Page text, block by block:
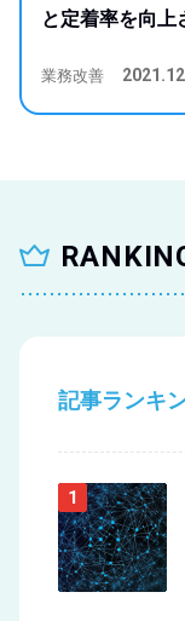
と定着率を向
業務改善
記事ランキ